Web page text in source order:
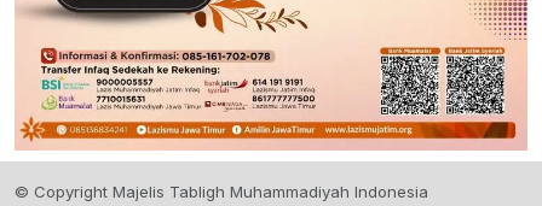
© Copyright Majelis Tabligh Muhammadiyah Indonesia